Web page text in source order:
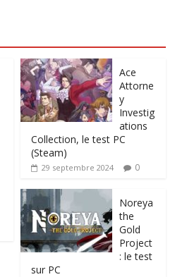
Ace
Attorne
y
Investig
ations
Collection, le test PC
(Steam)
29 septembre 2024 0
Noreya
the
Gold
Project
: le test
sur PC